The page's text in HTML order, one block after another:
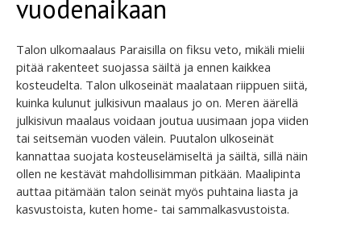
vuodenaikaan
Talon ulkomaalaus Paraisilla on fiksu veto, mikäli mielii
pitää rakenteet suojassa säiltä ja ennen kaikkea
kosteudelta. Talon ulkoseinät maalataan riippuen siitä,
kuinka kulunut julkisivun maalaus jo on. Meren äärellä
julkisivun maalaus voidaan joutua uusimaan jopa viiden
tai seitsemän vuoden välein. Puutalon ulkoseinät
kannattaa suojata kosteuselämiseltä ja säiltä, sillä näin
ollen ne kestävät mahdollisimman pitkään. Maalipinta
auttaa pitämään talon seinät myös puhtaina liasta ja
kasvustoista, kuten home- tai sammalkasvustoista.